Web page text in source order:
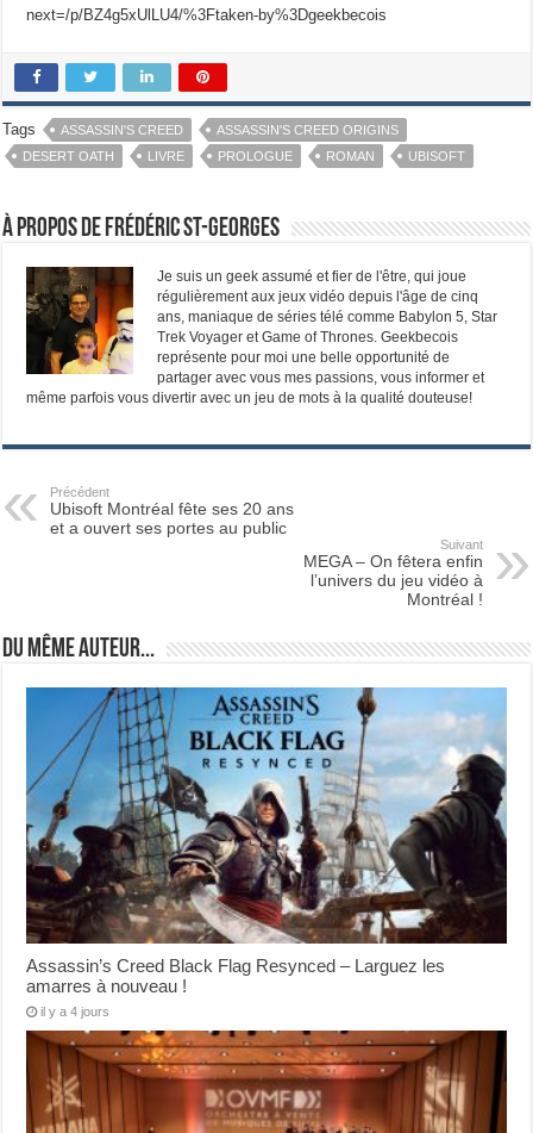
next=/p/BZ4g5xUlLU4/%3Ftaken-by%3Dgeekbecois
Tags ASSASSIN'S CREED
ASSASSIN'S CREED ORIGINS
DESERT OATH
LIVRE PROLOGUE ROMAN UBISOFT
À propos de Frédéric St-Georges
Je suis un geek assumé et fier de l'être, qui joue
régulièrement aux jeux vidéo depuis l'âge de cinq
ans, maniaque de séries télé comme Babylon 5, Star
Trek Voyager et Game of Thrones. Geekbecois
représente pour moi une belle opportunité de
partager avec vous mes passions, vous informer et
même parfois vous divertir avec un jeu de mots à la qualité douteuse!
Précédent
Ubisoft Montréal fête ses 20 ans
et a ouvert ses portes au public
Suivant
MEGA – On fêtera enfin
l’univers du jeu vidéo à
Montréal !
Du même auteur...
Assassin’s Creed Black Flag Resynced – Larguez les
amarres à nouveau !
il y a 4 jours